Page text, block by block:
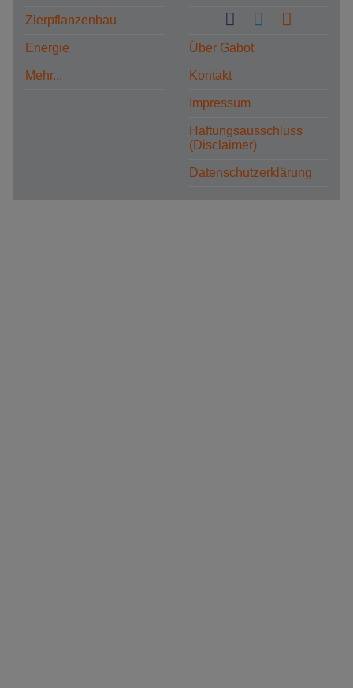
Zierpflanzenbau
Energie
Mehr...
Über Gabot
Kontakt
Impressum
Haftungsausschluss
(Disclaimer)
Datenschutzerklärung